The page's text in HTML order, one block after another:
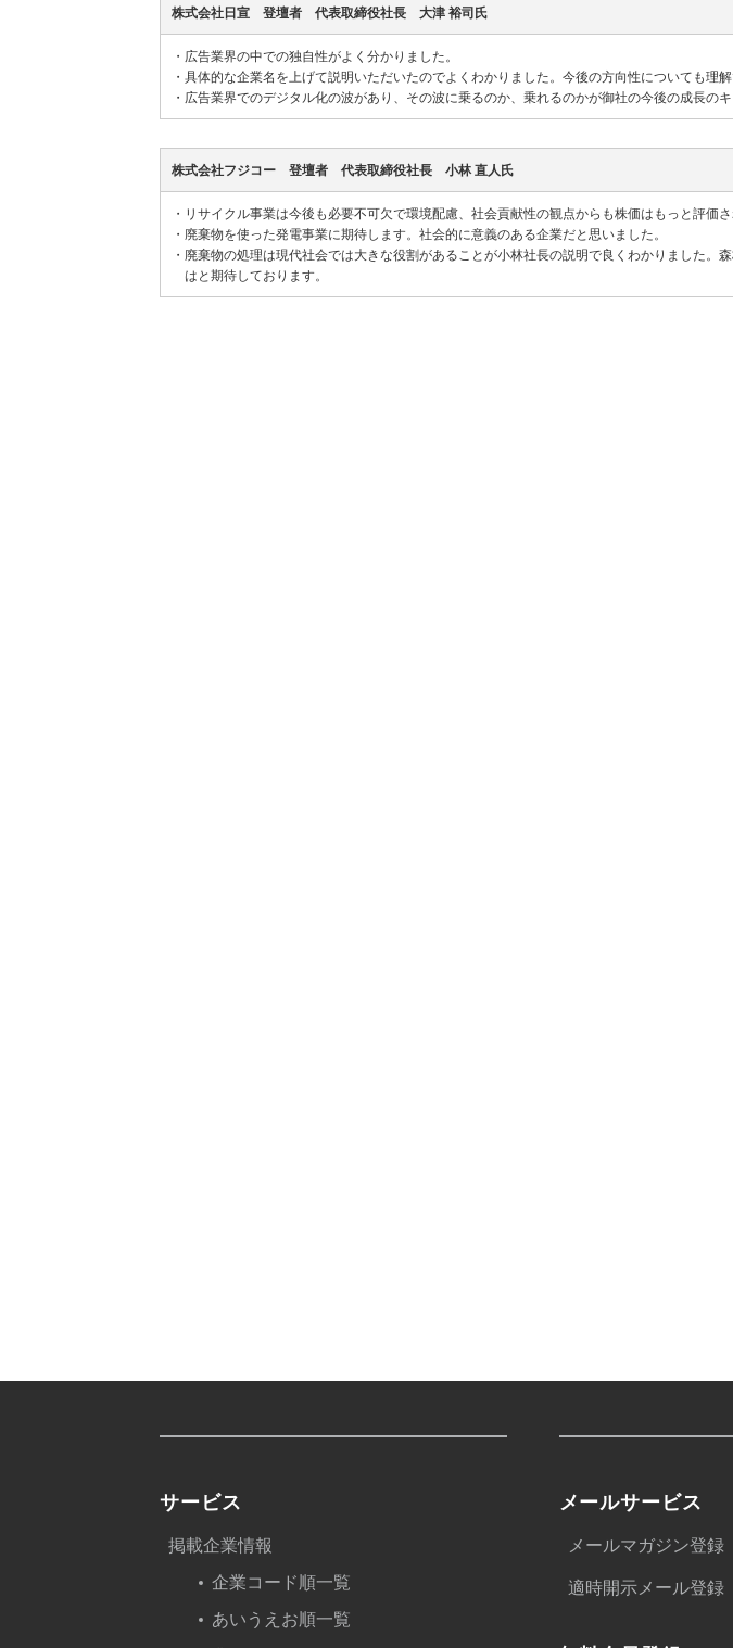
株式会社日宣 登壇者 代表取締役社長 大津 裕司氏
・ 広告業界の中での独自性がよく分かりました。
・ 具体的な企業名を上げて説明いただいたのでよくわかりました。今後の方向性についても理解
・ 広告業界でのデジタル化の波があり、その波に乗るのか、乗れるのかが御社の今後の成長のキ
株式会社フジコー 登壇者 代表取締役社長 小林 直人氏
・ リサイクル事業は今後も必要不可欠で環境配慮、社会貢献性の観点からも株価はもっと評価さ
・ 廃棄物を使った発電事業に期待します。社会的に意義のある企業だと思いました。
・ 廃棄物の処理は現代社会では大きな役割があることが小林社長の説明で良くわかりました。
はと期待しております。
サービス
掲載企業情報
企業コード順一覧
あいうえお順一覧
メールサービス
メールマガジン登録
適時開示メール登録